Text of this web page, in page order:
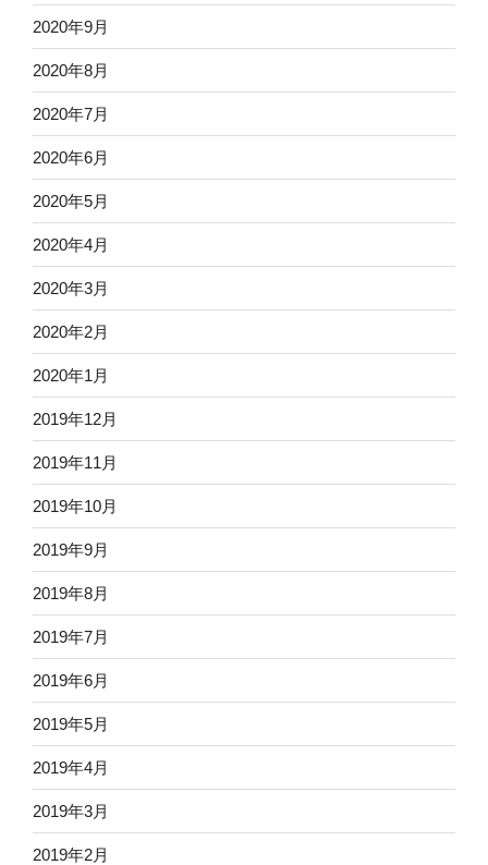
2020年9月
2020年8月
2020年7月
2020年6月
2020年5月
2020年4月
2020年3月
2020年2月
2020年1月
2019年12月
2019年11月
2019年10月
2019年9月
2019年8月
2019年7月
2019年6月
2019年5月
2019年4月
2019年3月
2019年2月